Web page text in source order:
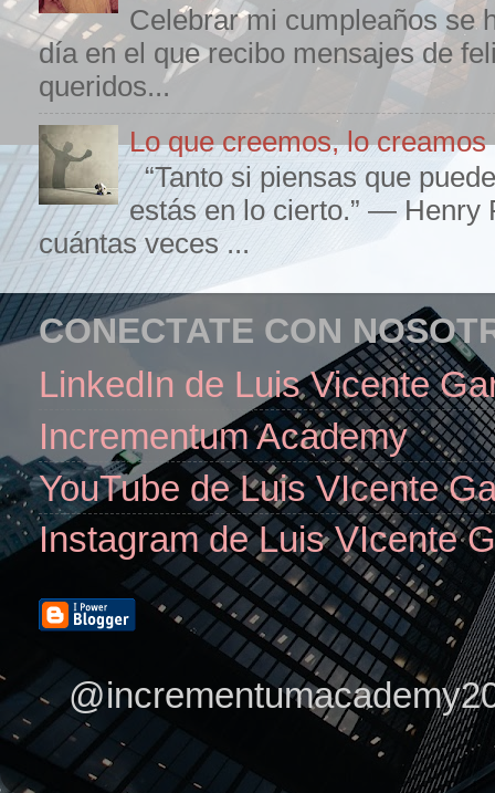
Celebrar mi cumpleaños se
día en el que recibo mensajes de
queridos...
Lo que creemos, lo creamos
“Tanto si piensas que
estás en lo cierto.” — Henry
cuántas veces ...
CONECTATE CON
LinkedIn de Luis Vicente
Incrementum Academy
YouTube de Luis VIcente
Instagram de Luis VIcente